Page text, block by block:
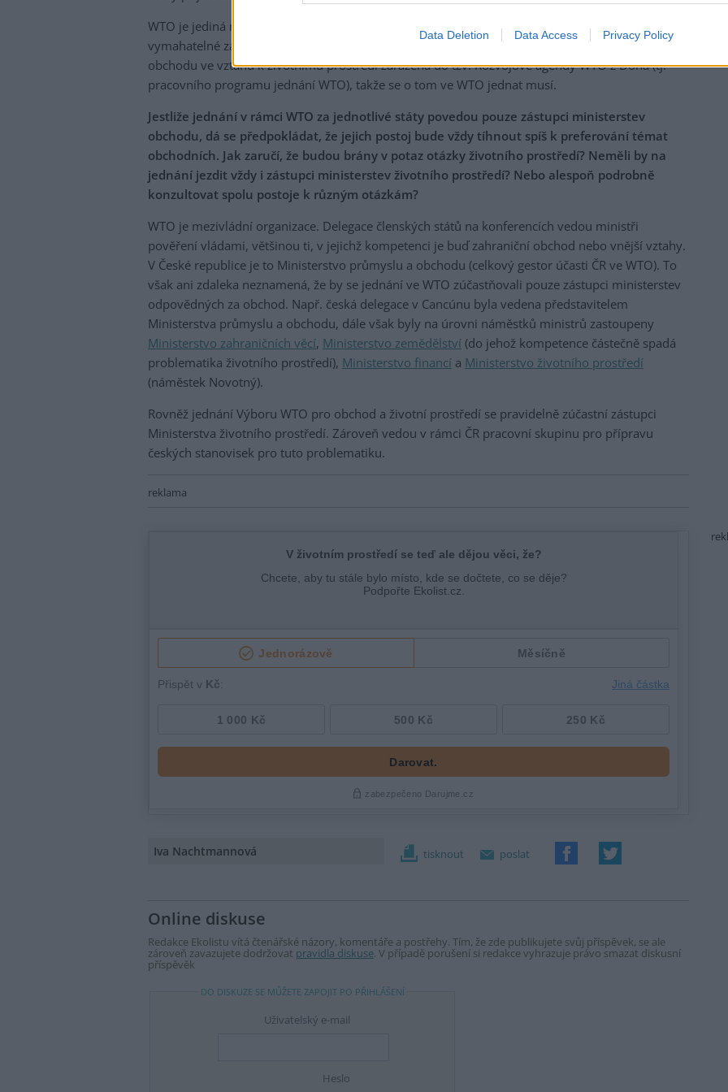
Data Deletion Data Access Privacy Policy
WTO je jediná mnohostranná mezinárodní organizace, která sjednává závazné a zároveň
vymahatelné závazky vlád. Tomu slouží tzv. proces při urovnávání sporů. Navíc je problematika
obchodu ve vztahu k životnímu prostředí zařazena do tzv. Rozvojové agendy WTO z Doha (tj.
pracovního programu jednání WTO), takže se o tom ve WTO jednat musí.
Jestliže jednání v rámci WTO za jednotlivé státy povedou pouze zástupci ministerstev
obchodu, dá se předpokládat, že jejich postoj bude vždy tíhnout spíš k preferování témat
obchodních. Jak zaručí, že budou brány v potaz otázky životního prostředí? Neměli by na
jednání jezdit vždy i zástupci ministerstev životního prostředí? Nebo alespoň podrobně
konzultovat spolu postoje k různým otázkám?
WTO je mezivládní organizace. Delegace členských států na konferencích vedou ministři
pověření vládami, většinou ti, v jejichž kompetenci je buď zahraniční obchod nebo vnější vztahy.
V České republice je to Ministerstvo průmyslu a obchodu (celkový gestor účasti ČR ve WTO). To
však ani zdaleka neznamená, že by se jednání ve WTO zúčastňovali pouze zástupci ministerstev
odpovědných za obchod. Např. česká delegace v Cancúnu byla vedena představitelem
Ministerstva průmyslu a obchodu, dále však byly na úrovni náměstků ministrů zastoupeny
Ministerstvo zahraničních věcí, Ministerstvo zemědělství (do jehož kompetence částečně spadá
problematika životního prostředí), Ministerstvo financí a Ministerstvo životního prostředí
(náměstek Novotný).
Rovněž jednání Výboru WTO pro obchod a životní prostředí se pravidelně zúčastní zástupci
Ministerstva životního prostředí. Zároveň vedou v rámci ČR pracovní skupinu pro přípravu
českých stanovisek pro tuto problematiku.
reklama
Iva Nachtmannová tisknout poslat
Online diskuse
Redakce Ekolistu vítá čtenářské názory, komentáře a postřehy. Tím, že zde publikujete svůj příspěvek, se ale
zároveň zavazujete dodržovat pravidla diskuse. V případě porušení si redakce vyhrazuje právo smazat diskusní
příspěvěk
DO DISKUZE SE MŮŽETE ZAPOJIT PO PŘIHLÁŠENÍ
Uživatelský e-mail
Heslo